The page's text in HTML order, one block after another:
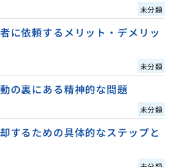
未分類
に依頼するメリット・デメリッ
未分類
の裏にある精神的な問題
未分類
するための具体的なステップと